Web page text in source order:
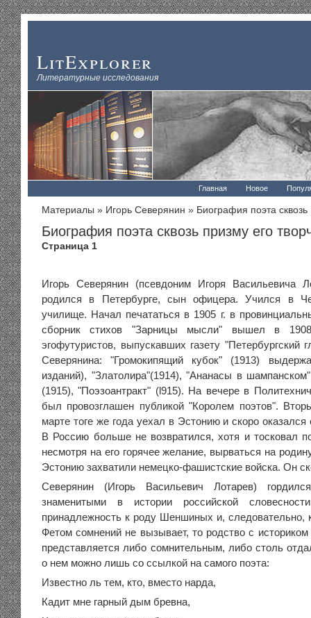
LitExplorer
Литературные исследования
Главная Новое
Материалы » Игорь Северянин » Биография поэта сквозь
Биография поэта сквозь призму его
Страница 1
Игорь Северянин (псевдоним Игоря Васильевича
родился в Петербурге, сын офицера. Учился в
училище. Начал печататься в 1905 г. в
сборник стихов "Зарницы мысли" вышел в
эгофутуристов, выпускавших газету "Петербургский
Северянина: "Громокипящий кубок" (1913)
изданий), "Златолира"(1914), "Ананасы в
(1915), "Поэзоантракт" (l915). На вечере в
был провозглашен публикой "Королем поэтов".
марте тоге же года уехал в Эстонию и скоро
В Россию больше не возвратился, хотя и тосковал
несмотря на его горячее желание, вырваться на
Эстонию захватили немецко-фашистские войска. Он
Северянин (Игорь Васильевич Лотарев)
знаменитыми в истории российской
принадлежность к роду Шеншиных и, следовательно,
Фетом сомнений не вызывает, то родство с
представляется либо сомнительным, либо столь
о нем можно лишь со ссылкой на самого поэта:
Известно ль тем, кто, вместо нарда,
Кадит мне гарный дым бревна,